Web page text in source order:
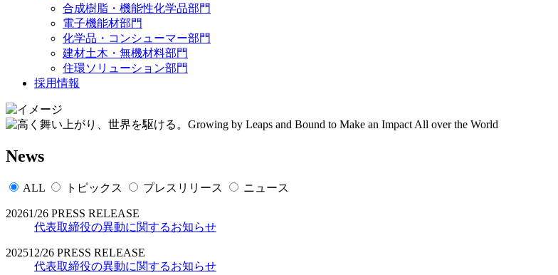
合成樹脂・機能性化学品部門
電子機能材部門
化学品・コンシューマー部門
建材土木・無機材料部門
住環ソリューション部門
採用情報
News
ALL トピックス プレスリリース ニュース
20261/26 PRESS RELEASE
代表取締役の異動に関するお知らせ
202512/26 PRESS RELEASE
代表取締役の異動に関するお知らせ